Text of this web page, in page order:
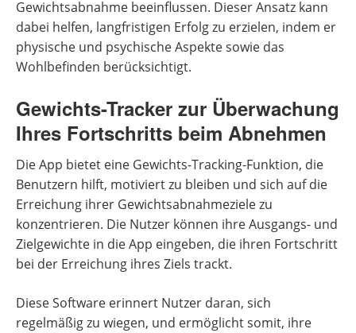
Gewichtsabnahme beeinflussen. Dieser Ansatz kann
dabei helfen, langfristigen Erfolg zu erzielen, indem er
physische und psychische Aspekte sowie das
Wohlbefinden berücksichtigt.
Gewichts-Tracker zur Überwachung
Ihres Fortschritts beim Abnehmen
Die App bietet eine Gewichts-Tracking-Funktion, die
Benutzern hilft, motiviert zu bleiben und sich auf die
Erreichung ihrer Gewichtsabnahmeziele zu
konzentrieren. Die Nutzer können ihre Ausgangs- und
Zielgewichte in die App eingeben, die ihren Fortschritt
bei der Erreichung ihres Ziels trackt.
Diese Software erinnert Nutzer daran, sich
regelmäßig zu wiegen, und ermöglicht somit, ihre